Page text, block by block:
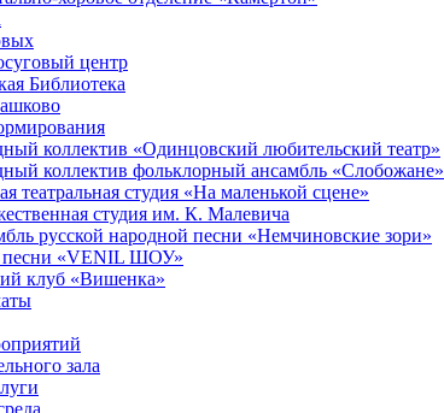
центр
Библиотека
коллектив «Одинцовский любительский театр»
коллектив фольклорный ансамбль «Слобожане»
театральная студия «На маленькой сцене»
студия им. К. Малевича
русской народной песни «Немчиновские зори»
песни «VENIL ШОУ»
клуб «Вишенка»
зала